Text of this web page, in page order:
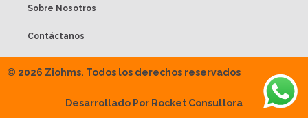
Sobre Nosotros
Contáctanos
© 2026 Ziohms. Todos los derechos reservados
Desarrollado Por Rocket Consultora